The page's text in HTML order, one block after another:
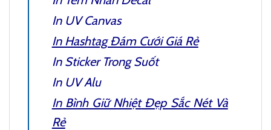
In UV Canvas
In Hashtag Đám CướiGiá Rẻ
In Sticker Trong Suốt
In UV Alu
In Bình Giữ NhiệtĐẹp Sắc Nét Và
Rẻ